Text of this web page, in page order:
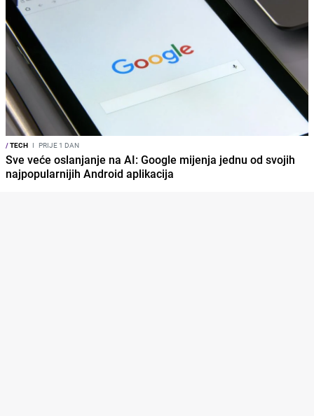
/TECH I PRIJE 1 DAN
Sve veće oslanjanje na AI: Google mijenja jednu od svojih
najpopularnijih Android aplikacija